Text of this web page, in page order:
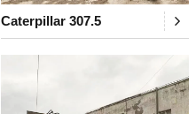
Caterpillar 307.5